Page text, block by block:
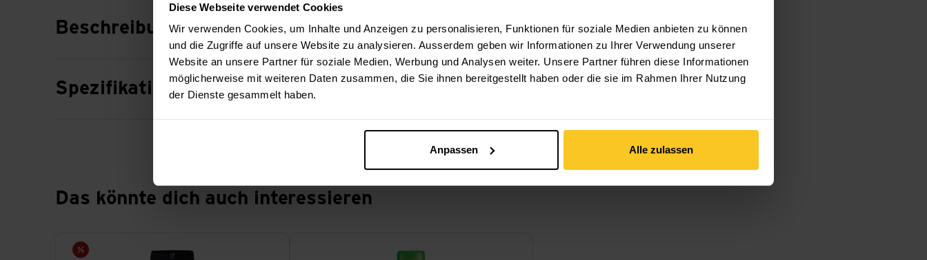
Diese Webseite verwendet Cookies
Wir verwenden Cookies, um Inhalte und Anzeigen zu personalisieren, Funktionen für soziale Medien anbieten zu können
und die Zugriffe auf unsere Website zu analysieren. Ausserdem geben wir Informationen zu Ihrer Verwendung unserer
Website an unsere Partner für soziale Medien, Werbung und Analysen weiter. Unsere Partner führen diese Informationen
möglicherweise mit weiteren Daten zusammen, die Sie ihnen bereitgestellt haben oder die sie im Rahmen Ihrer Nutzung
der Dienste gesammelt haben.
Anpassen Alle zulassen
Beschreibung
Spezifikation
Das könnte dich auch interessieren
Sale
Men's Tenacity Pants Long Leg ansehen